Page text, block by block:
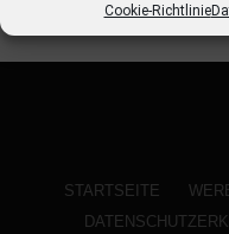
Cookie-Richtlinie
STARTSEITE